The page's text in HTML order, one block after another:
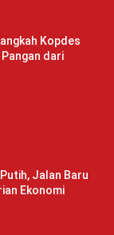
Kopdes
dari
Jalan Baru
Ekonomi